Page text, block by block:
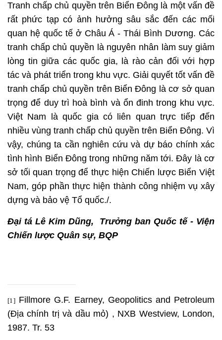
Tranh chấp chủ quyền trên Biển Đông là một vấn đề
rất phức tạp có ảnh hưởng sâu sắc đến các mối
quan hệ quốc tế ở Châu Á - Thái Bình Dương. Các
tranh chấp chủ quyền là nguyên nhân làm suy giảm
lòng tin giữa các quốc gia, là rào cản đối với hợp
tác và phát triển trong khu vực. Giải quyết tốt vấn đề
tranh chấp chủ quyền trên Biển Đông là cơ sở quan
trọng để duy trì hoà bình và ổn đinh trong khu vực.
Việt Nam là quốc gia có liên quan trực tiếp đến
nhiều vùng tranh chấp chủ quyền trên Biển Đông. Vì
vậy, chúng ta cần nghiên cứu và dự báo chính xác
tình hình Biển Đông trong những năm tới. Đây là cơ
sở tối quan trọng để thực hiện Chiến lược Biển Việt
Nam, góp phần thực hiện thành công nhiệm vụ xây
dựng và bảo vệ Tổ quốc./.
Đại tá Lê Kim Dũng, Trưởng ban Quốc tế - Viện
Chiến lược Quân sự, BQP
[1] Fillmore G.F. Earney, Geopolitics and Petroleum
(Địa chính trị và dầu mỏ) , NXB Westview, London,
1987. Tr. 53